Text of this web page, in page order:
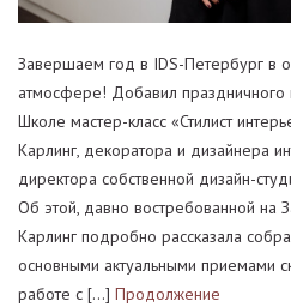
Завершаем год в IDS-Петербург в
атмосфере! Добавил
Школе мастер-класс «Стилист
Карлинг, декоратора и дизайнера
директора собственной дизайн-
Об этой, давно востребованной на
Карлинг подробно рассказала
основными актуальными приемами
работе с […] Продолжение